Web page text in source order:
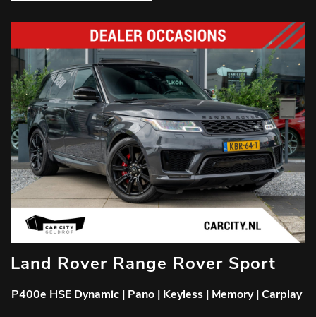
Land Rover Range Rover Sport
P400e HSE Dynamic | Pano | Keyless | Memory | Carplay